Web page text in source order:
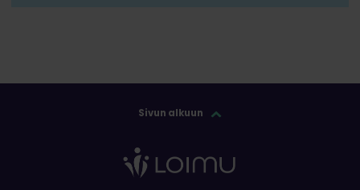
Sivun alkuun